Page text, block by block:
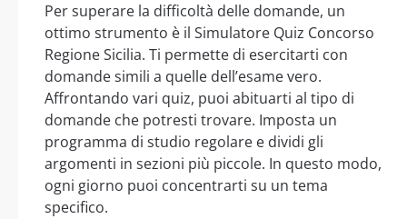
Per superare la difficoltà delle domande, un
ottimo strumento è il Simulatore Quiz Concorso
Regione Sicilia. Ti permette di esercitarti con
domande simili a quelle dell’esame vero.
Affrontando vari quiz, puoi abituarti al tipo di
domande che potresti trovare. Imposta un
programma di studio regolare e dividi gli
argomenti in sezioni più piccole. In questo modo,
ogni giorno puoi concentrarti su un tema
specifico.